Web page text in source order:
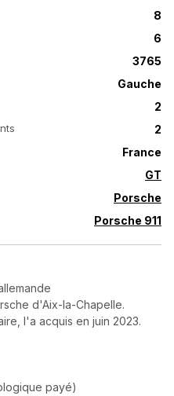
8
6
3765
Gauche
2
2
France
GT
Porsche
Porsche 911
d'Aix-la-Chapelle.
l'a acquis en juin 2023.
payé)